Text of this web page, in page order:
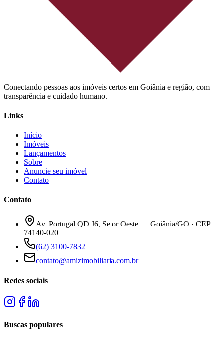
Conectando pessoas aos imóveis certos em Goiânia e região, com
transparência e cuidado humano.
Links
Início
Imóveis
Lançamentos
Sobre
Anuncie seu imóvel
Contato
Contato
Av. Portugal QD J6, Setor Oeste — Goiânia/GO · CEP
74140-020
(62) 3100-7832
contato@amizimobiliaria.com.br
Redes sociais
Buscas populares